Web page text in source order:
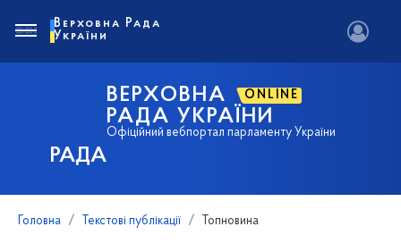
РАДА
ВЕРХОВНА ONLINE
РАДА УКРАЇНИ
Офіційний вебпортал парламенту України
Верховна Рада
України
Головна Текстові публікації Топновина